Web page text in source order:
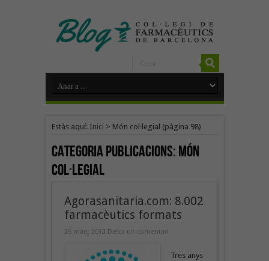
Estàs aquí: Inici > Món col·legial (pàgina 98)
Categoria Publicacions:Món
col·legial
Agorasanitaria.com: 8.002
farmacèutics formats
26 març 2013 Deixa un comentari
Tres anys